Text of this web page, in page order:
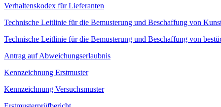
Verhaltenskodex für Lieferanten
Technische Leitlinie für die Bemusterung und Beschaffung von
Technische Leitlinie für die Bemusterung und Beschaffung von
Antrag auf Abweichungserlaubnis
Kennzeichnung Erstmuster
Kennzeichnung Versuchsmuster